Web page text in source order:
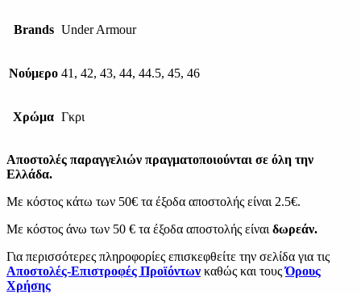
Brands Under Armour
Νούμερο 41, 42, 43, 44, 44.5, 45, 46
Χρώμα Γκρι
Αποστολές παραγγελιών πραγματοποιούνται σε όλη την
Ελλάδα.
Με κόστος κάτω των 50€ τα έξοδα αποστολής είναι 2.5€.
Με κόστος άνω των 50 € τα έξοδα αποστολής είναιδωρεάν.
Για περισσότερες πληροφορίες επισκεφθείτε την σελίδα για τις
Αποστολές-Επιστροφές Προϊόντων καθώς και τουςΌρους
Χρήσης